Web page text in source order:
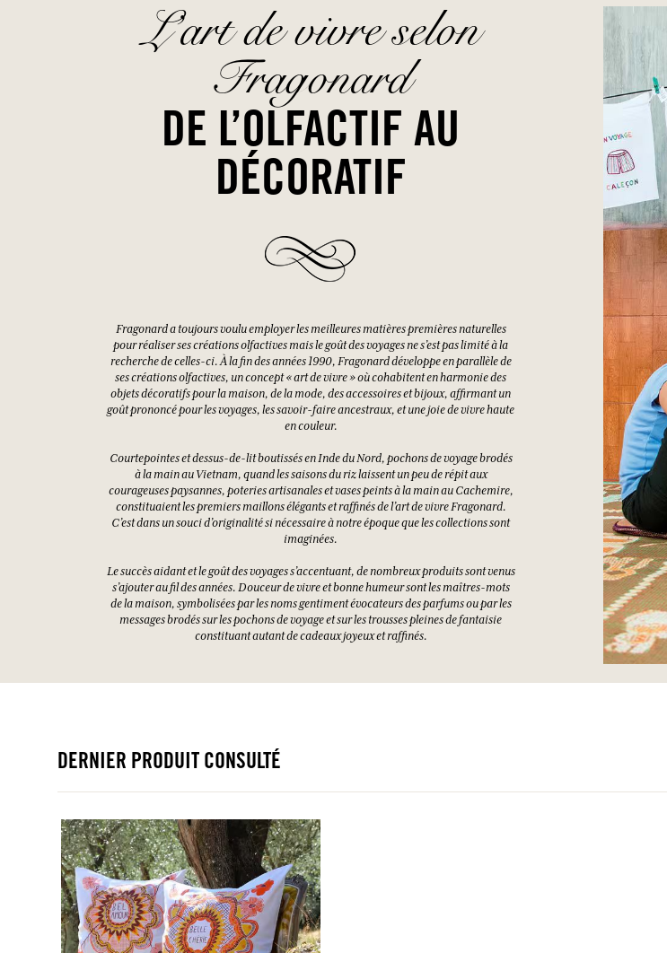
L’art de vivre selon
Fragonard
DE L’OLFACTIF AU
DÉCORATIF
Fragonard a toujours voulu employer les meilleures matières premières naturelles
pour réaliser ses créations olfactives mais le goût des voyages ne s’est pas limité à la
recherche de celles-ci. À la fin des années 1990, Fragonard développe en parallèle de
ses créations olfactives, un concept « art de vivre » où cohabitent en harmonie des
objets décoratifs pour la maison, de la mode, des accessoires et bijoux, affirmant un
goût prononcé pour les voyages, les savoir-faire ancestraux, et une joie de vivre haute
en couleur.
Courtepointes et dessus-de-lit boutissés en Inde du Nord, pochons de voyage brodés
à la main au Vietnam, quand les saisons du riz laissent un peu de répit aux
courageuses paysannes, poteries artisanales et vases peints à la main au Cachemire,
constituaient les premiers maillons élégants et raffinés de l’art de vivre Fragonard.
C’est dans un souci d’originalité si nécessaire à notre époque que les collections sont
imaginées.
Le succès aidant et le goût des voyages s’accentuant, de nombreux produits sont venus
s’ajouter au fil des années. Douceur de vivre et bonne humeur sont les maîtres-mots
de la maison, symbolisées par les noms gentiment évocateurs des parfums ou par les
messages brodés sur les pochons de voyage et sur les trousses pleines de fantaisie
constituant autant de cadeaux joyeux et raffinés.
DERNIER PRODUIT CONSULTÉ